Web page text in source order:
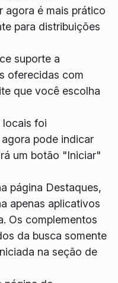
agora é mais prático
para distribuições
suporte a
oferecidas com
que você escolha
locais foi
pode indicar
um botão "Iniciar"
página Destaques,
apenas aplicativos
Os complementos
da busca somente
na seção de